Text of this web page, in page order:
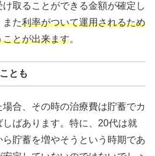
取ることができる金額が確定し
また利率がついて運用されるため
とが出来ます。
とも
合、その時の治療費は貯蓄でカ
ばあります。特に、20代は就
貯蓄を増やそうという時期であ